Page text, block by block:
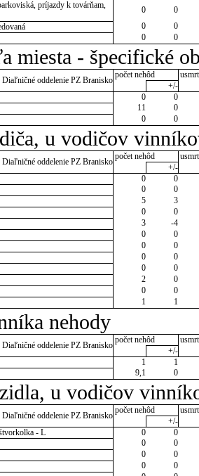
príjazdy k továrňam,
0
0
0
0
0 0
miesta - špecifické
Diaľničné oddelenie PZ Branisko
počet nehôd
+/-
0
0
11
0
0 0
u vodičov
Diaľničné oddelenie PZ Branisko
počet nehôd
+/-
0
0
0
0
5
3
0
0
3
-4
0
0
0
0
0
0
0
0
2
0
0
0
1 1
nehody
Diaľničné oddelenie PZ Branisko
počet nehôd
+/-
1
1
9,1 0
u vodičov
Diaľničné oddelenie PZ Branisko
počet nehôd
+/-
- L
0
0
0
0
0
0
0
0